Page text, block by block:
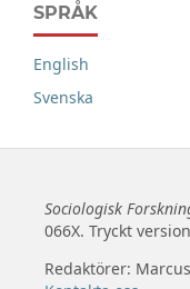
SPRÅK
English
Svenska
Sociologisk
066X. Tryckt
Redaktörer: